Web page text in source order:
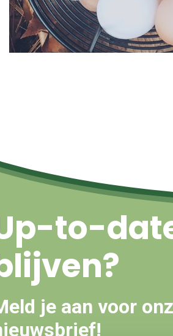
to-
je aan voor